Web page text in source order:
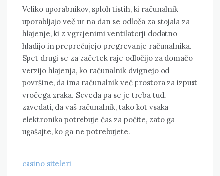
Veliko uporabnikov, sploh tistih, ki računalnik
uporabljajo več ur na dan se odloča za stojala za
hlajenje, ki z vgrajenimi ventilatorji dodatno
hladijo in preprečujejo pregrevanje računalnika.
Spet drugi se za začetek raje odločijo za domačo
verzijo hlajenja, ko računalnik dvignejo od
površine, da ima računalnik več prostora za izpust
vročega zraka. Seveda pa se je treba tudi
zavedati, da vaš računalnik, tako kot vsaka
elektronika potrebuje čas za počite, zato ga
ugašajte, ko ga ne potrebujete.
casino siteleri